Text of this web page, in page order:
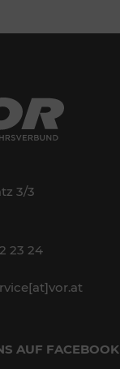
3/3
23 24
AUF FACEBOOK